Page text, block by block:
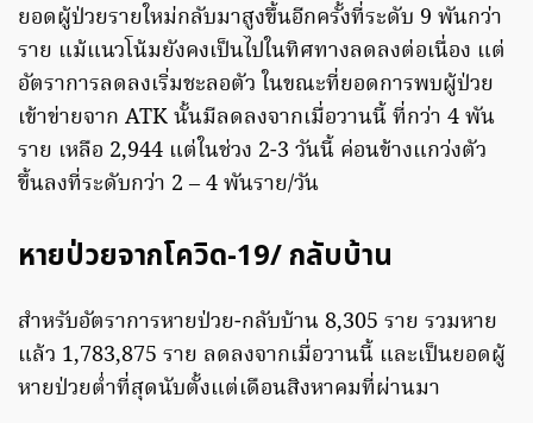
ยอดผู้ป่วยรายใหม่กลับมาสูงขึ้นอีกครั้งที่ระดับ 9 พันกว่า
ราย แม้แนวโน้มยังคงเป็นไปในทิศทางลดลงต่อเนื่อง แต่
อัตราการลดลงเริ่มชะลอตัว ในขณะที่ยอดการพบผู้ป่วย
เข้าข่ายจาก ATK นั้นมีลดลงจากเมื่อวานนี้ ที่กว่า 4 พัน
ราย เหลือ 2,944 แต่ในช่วง 2-3 วันนี้ ค่อนข้างแกว่งตัว
ขึ้นลงที่ระดับกว่า 2 – 4 พันราย/วัน
หายป่วยจากโควิด-19/ กลับบ้าน
สำหรับอัตราการหายป่วย-กลับบ้าน 8,305 ราย รวมหาย
แล้ว 1,783,875 ราย ลดลงจากเมื่อวานนี้ และเป็นยอดผู้
หายป่วยต่ำที่สุดนับตั้งแต่เดือนสิงหาคมที่ผ่านมา